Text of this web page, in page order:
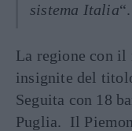
sistema Italia“.
La regione con
insignite del
Seguita con 18
Puglia. Il